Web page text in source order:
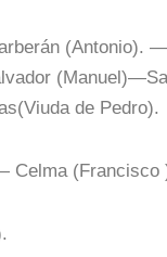
de Pedro).
Celma